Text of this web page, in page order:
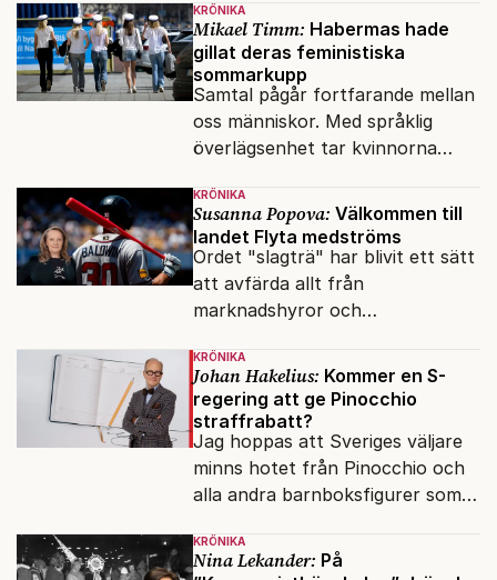
vilken det hade gått bra att
swisha.
KRÖNIKA
Mikael Timm: Habermas hade
gillat deras feministiska
sommarkupp
Samtal pågår fortfarande mellan
oss människor. Med språklig
överlägsenhet tar kvinnorna
KRÖNIKA
Susanna Popova: Välkommen till
landet Flyta medströms
Ordet "slagträ" har blivit ett sätt
att avfärda allt från
marknadshyror och
om antisemitism.
KRÖNIKA
Johan Hakelius: Kommer en S-
regering att ge Pinocchio
straffrabatt?
Jag hoppas att Sveriges väljare
minns hotet från Pinocchio och
alla andra barnboksfigurer som
upphovsrätt.
KRÖNIKA
Nina Lekander: På